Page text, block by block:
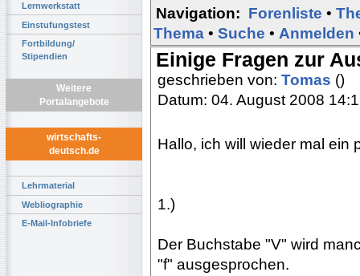
Lernwerkstatt
Einstufungstest
Fortbildung/
Stipendien
Weitere
Portalangebote
wirtschafts-
deutsch.de
Lehrmaterial
Webliographie
E-Mail-Infobriefe
Navigation: Forenliste •
Thema • Suche • Anmelden
Einige Fragen zur
geschrieben von: Tomas ()
Datum: 04. August 2008
Hallo, ich will wieder mal ein
1.)
Der Buchstabe "V" wird
"f" ausgesprochen.